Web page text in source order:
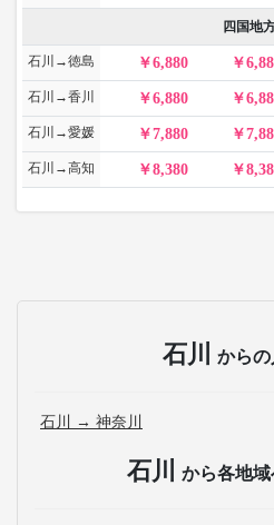
四国地
石川→徳島 6,880
石川→香川 6,880
石川→愛媛 7,880
石川→高知 8,380
石川 から
石川 → 神奈川
石川 から各地